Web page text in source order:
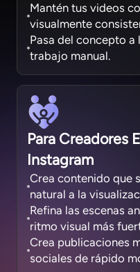
Mantén tus videos
visualmente
Pasa del concepto
trabajo manual.
Para Creadores
Instagram
Crea contenido que
natural a la
Refina las escenas
ritmo visual más
Crea publicaciones
sociales de rápido